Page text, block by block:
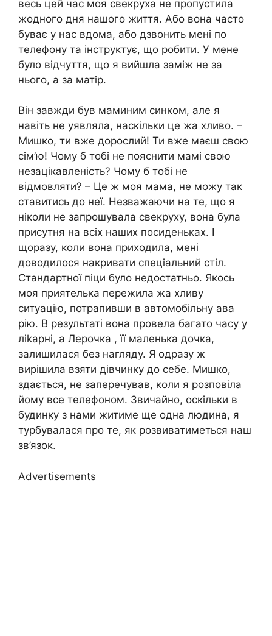
весь цей час моя свекруха не пропустила
жодного дня нашого життя. Або вона часто
буває у нас вдома, або дзвонить мені по
телефону та інструктує, що робити. У мене
було відчуття, що я вийшла заміж не за
нього, а за матір.
Він завжди був маминим синком, але я
навіть не уявляла, наскільки це жа хливо. –
Мишко, ти вже дорослий! Ти вже маєш свою
сім’ю! Чому б тобі не пояснити мамі свою
незацікавленість? Чому б тобі не
відмовляти? – Це ж моя мама, не можу так
ставитись до неї. Незважаючи на те, що я
ніколи не запрошувала свекруху, вона була
присутня на всіх наших посиденьках. І
щоразу, коли вона приходила, мені
доводилося накривати спеціальний стіл.
Стандартної піци було недостатньо. Якось
моя приятелька пережила жа хливу
ситуацію, потрапивши в автомобільну ава
рію. В результаті вона провела багато часу у
ліkарні, а Лерочка , її маленька дочка,
залишилася без нагляду. Я одразу ж
вирішила взяти дівчинку до себе. Мишко,
здається, не заперечував, коли я розповіла
йому все телефоном. Звичайно, оскільки в
будинку з нами житиме ще одна людина, я
турбувалася про те, як розвиватиметься наш
зв’язок.
Advertisements